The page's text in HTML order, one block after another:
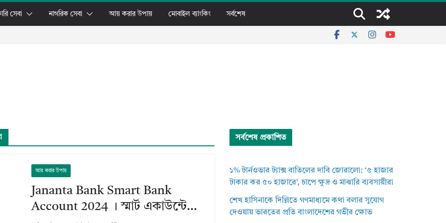
সেবা নাগরিক সেবা আয় করার উপায় মোবাইল ব্যাংকিং সর্বশেষ
আয় করার উপায়
Jananta Bank Smart Bank
Account 2024 । স্মার্ট একাউন্টে…
সর্বশেষ প্রকাশিত
১% টার্নওভার ট্যাক্স বাতিলের দাবি জোরালো: ‘৫ হাজার
টাকার কর ৫০ হাজারে’, চাপে ক্ষুদ্র ও মাঝারি ব্যবসায়ীরা
শেখ হাসিনাকে দিল্লিতে গণমাধ্যমে কথা বলার সুযোগ
দেওয়ায় ভারতের প্রতি বাংলাদেশের গভীর ক্ষোভ